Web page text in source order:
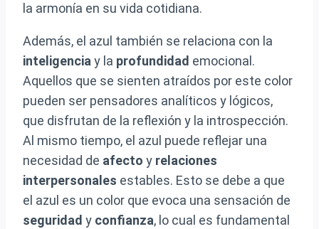
la armonía en su vida cotidiana.
Además, el azul también se relaciona con la
inteligencia y la profundidad emocional.
Aquellos que se sienten atraídos por este color
pueden ser pensadores analíticos y lógicos,
que disfrutan de la reflexión y la introspección.
Al mismo tiempo, el azul puede reflejar una
necesidad de afecto y relaciones
interpersonales estables. Esto se debe a que
el azul es un color que evoca una sensación de
seguridad y confianza, lo cual es fundamental